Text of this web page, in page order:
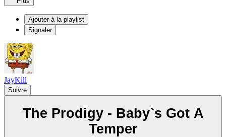
Ajouter à la playlist
Signaler
JayKill
Suivre
The Prodigy - Baby`s Got A
Temper